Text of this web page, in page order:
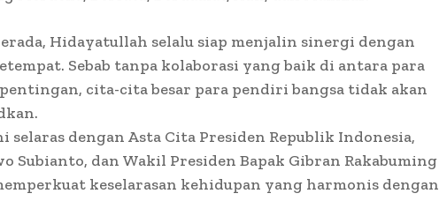
Hidayatullah selalu siap menjalin sinergi dengan
Sebab tanpa kolaborasi yang baik di antara para
cita-cita besar para pendiri bangsa tidak akan
selaras dengan Asta Cita Presiden Republik Indonesia,
Subianto, dan Wakil Presiden Bapak Gibran Rakabuming
keselarasan kehidupan yang harmonis dengan